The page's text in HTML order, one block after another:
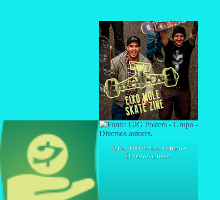
Fonte: GIG Posters - Grupo -
Diversos autores.